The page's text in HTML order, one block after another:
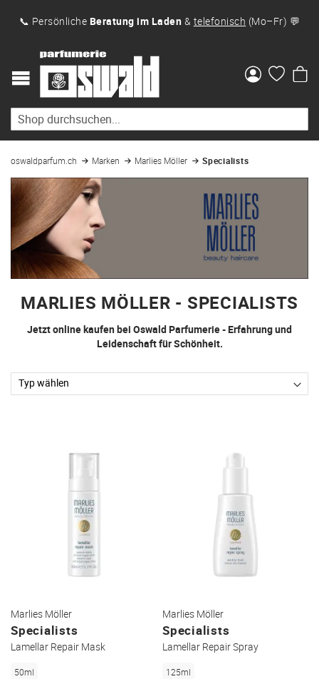
📞 Persönliche Beratung im Laden & telefonisch (Mo–Fr) 💬
oswaldparfum.ch Marken Marlies Möller Specialists
MARLIES MÖLLER - SPECIALISTS
Jetzt online kaufen bei Oswald Parfumerie - Erfahrung und
Leidenschaft für Schönheit.
Marlies Möller
Specialists
Lamellar Repair Mask
50ml
Marlies Möller
Specialists
Lamellar Repair Spray
125ml